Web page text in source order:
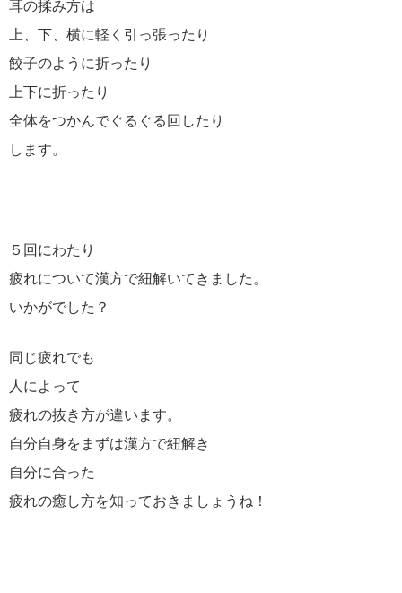
耳の揉み方は
上、下、横に軽く引っ張ったり
餃子のように折ったり
上下に折ったり
全体をつかんでぐるぐる回したり
します。
５回にわたり
疲れについて漢方で紐解いてきました。
いかがでした？
同じ疲れでも
人によって
疲れの抜き方が違います。
自分自身をまずは漢方で紐解き
自分に合った
疲れの癒し方を知っておきましょうね！